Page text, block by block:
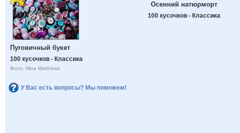
Пуговичный букет
100 кусочков - Классика
Фото: Nina Matthews
У Вас есть вопросы? Мы поможем!
Осенний натюрморт
100 кусочков - Классика